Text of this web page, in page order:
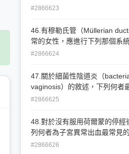
期性下腹痛
解症狀，此外她並無經血過多或 頻尿之現
檢查發現左側卵巢有一直徑約
卵巢囊腫（如 圖），下列何者為最可能的
瘤（ovarian fibroma） (D)卵巢
（ovarian cancer）
#2866623
46.有穆勒氏管（Müllerian
常的女性，應進行下列那個系統
(A)上消化道 (B)下消化道 (C)腎
#2866624
47.關於細菌性陰道炎（
vaginosis）的敘述，下列何者
(A)需氧菌（aerobes）過度增生
(C)是陰道炎中最常見的一種
沒有關係
#2866625
48.對於沒有服用荷爾蒙的停經
列何者為子宮異常出血最常見
(A)子宮內膜癌 (B)子宮肌瘤 (C)
#2866626